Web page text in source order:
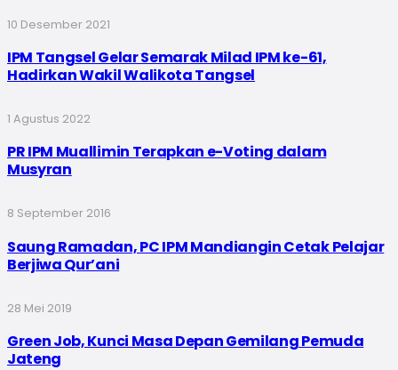
10 Desember 2021
IPM Tangsel Gelar Semarak Milad IPM ke-61,
Hadirkan Wakil Walikota Tangsel
1 Agustus 2022
PR IPM Muallimin Terapkan e-Voting dalam
Musyran
8 September 2016
Saung Ramadan, PC IPM Mandiangin Cetak Pelajar
Berjiwa Qur’ani
28 Mei 2019
Green Job, Kunci Masa Depan Gemilang Pemuda
Jateng